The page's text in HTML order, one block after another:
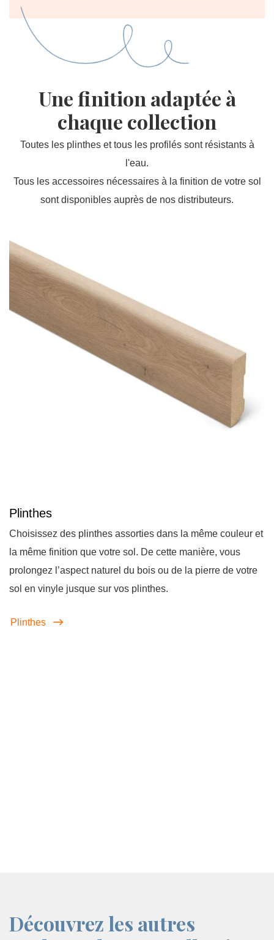
Une finition adaptée à
chaque collection
Toutes les plinthes et tous les profilés sont résistants à
l'eau.
Tous les accessoires nécessaires à la finition de votre sol
sont disponibles auprès de nos distributeurs.
Plinthes
Choisissez des plinthes assorties dans la même couleur et
la même finition que votre sol. De cette manière, vous
prolongez l’aspect naturel du bois ou de la pierre de votre
sol en vinyle jusque sur vos plinthes.
Plinthes
Découvrez les autres